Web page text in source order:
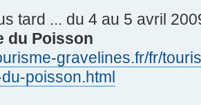
tard ... du 4 au 5 avril
du Poisson
gravelines.fr/fr/
poisson.html